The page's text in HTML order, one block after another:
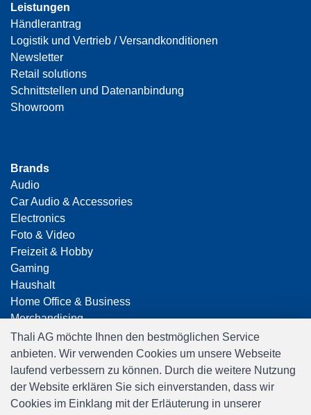
Leistungen
Händlerantrag
Logistik und Vertrieb / Versandkonditionen
Newsletter
Retail solutions
Schnittstellen und Datenanbindung
Showroom
Brands
Audio
Car Audio & Accessories
Electronics
Foto & Video
Freizeit & Hobby
Gaming
Haushalt
Home Office & Business
Merchandising
Smart Home
Spielwaren
Travel
Thali AG möchte Ihnen den bestmöglichen Service
anbieten. Wir verwenden Cookies um unsere Webseite
laufend verbessern zu können. Durch die weitere Nutzung
der Website erklären Sie sich einverstanden, dass wir
Cookies im Einklang mit der Erläuterung in unserer